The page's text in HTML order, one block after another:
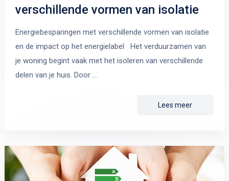
verschillende vormen van isolatie
Energiebesparingen met verschillende vormen van isolatie
en de impact op het energielabel Het verduurzamen van
je woning begint vaak met het isoleren van verschillende
delen van je huis. Door …
Lees meer